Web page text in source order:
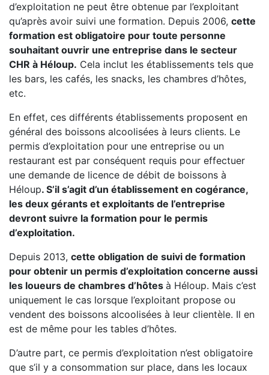
d’exploitation ne peut être obtenue par l’exploitant
qu’après avoir suivi une formation. Depuis 2006, cette
formation est obligatoire pour toute personne
souhaitant ouvrir une entreprise dans le secteur
CHR à Héloup. Cela inclut les établissements tels que
les bars, les cafés, les snacks, les chambres d’hôtes,
etc.
En effet, ces différents établissements proposent en
général des boissons alcoolisées à leurs clients. Le
permis d’exploitation pour une entreprise ou un
restaurant est par conséquent requis pour effectuer
une demande de licence de débit de boissons à
Héloup. S’il s’agit d’un établissement en cogérance,
les deux gérants et exploitants de l’entreprise
devront suivre la formation pour le permis
d’exploitation.
Depuis 2013, cette obligation de suivi de formation
pour obtenir un permis d’exploitation concerne aussi
les loueurs de chambres d’hôtes à Héloup. Mais c’est
uniquement le cas lorsque l’exploitant propose ou
vendent des boissons alcoolisées à leur clientèle. Il en
est de même pour les tables d’hôtes.
D’autre part, ce permis d’exploitation n’est obligatoire
que s’il y a consommation sur place, dans les locaux